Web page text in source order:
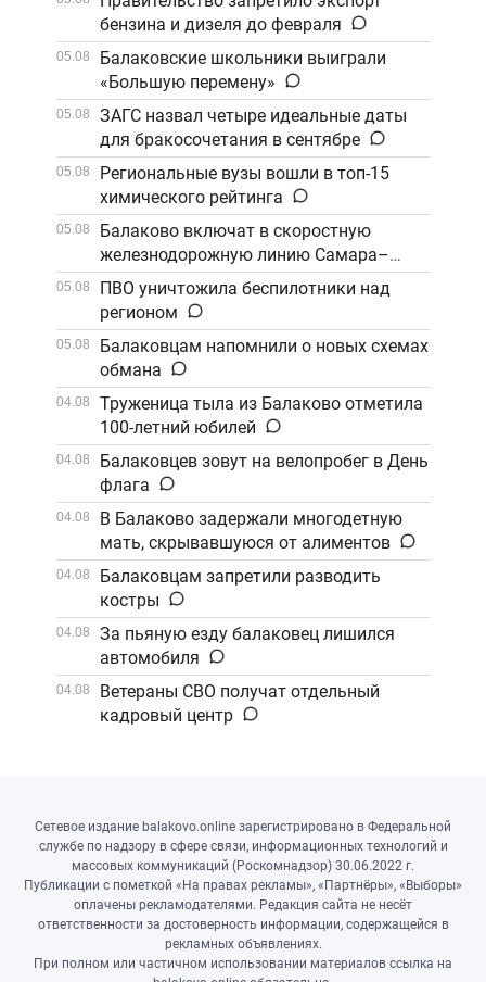
бензина и дизеля до февраля
05.08
Балаковские школьники выиграли
«Большую перемену»
05.08
ЗАГС назвал четыре идеальные даты
для бракосочетания в сентябре
05.08
Региональные вузы вошли в топ-15
химического рейтинга
05.08
Балаково включат в скоростную
железнодорожную линию Самара–
Саратов
05.08
ПВО уничтожила беспилотники над
регионом
05.08
Балаковцам напомнили о новых схемах
обмана
04.08
Труженица тыла из Балаково отметила
100-летний юбилей
04.08
Балаковцев зовут на велопробег в День
флага
04.08
В Балаково задержали многодетную
мать, скрывавшуюся от алиментов
04.08
Балаковцам запретили разводить
костры
04.08
За пьяную езду балаковец лишился
автомобиля
04.08
Ветераны СВО получат отдельный
кадровый центр
Сетевое издание balakovo.online зарегистрировано в Федеральной
службе по надзору в сфере связи, информационных технологий и
массовых коммуникаций (Роскомнадзор) 30.06.2022 г.
Публикации с пометкой «На правах рекламы», «Партнёры», «Выборы»
оплачены рекламодателями. Редакция сайта не несёт
ответственности за достоверность информации, содержащейся в
рекламных объявлениях.
При полном или частичном использовании материалов ссылка на